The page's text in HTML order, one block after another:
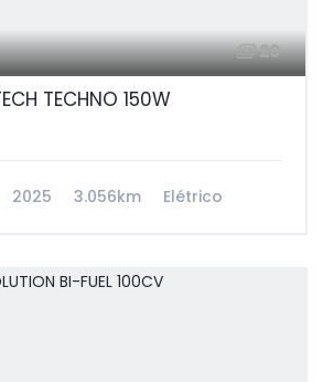
20
TECHNO 150W
2025 3.056km Elétrico